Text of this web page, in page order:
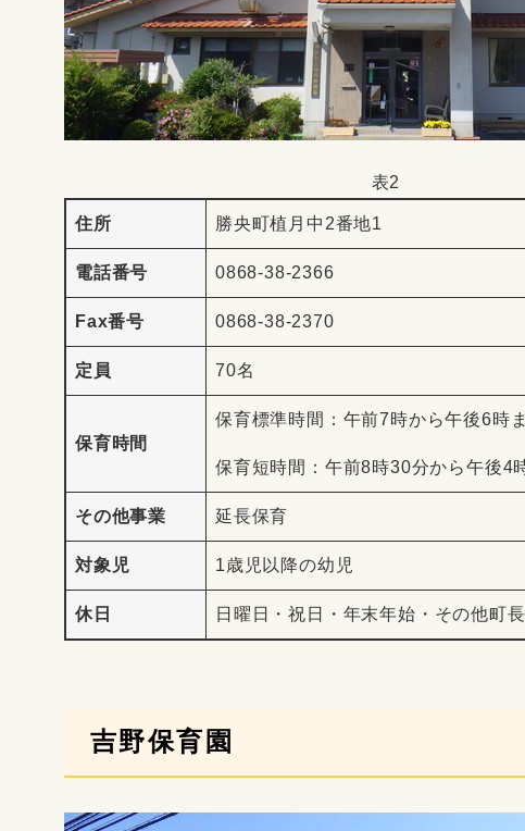
表2
住所 勝央町植月中2番地1
電話番号 0868-38-2366
Fax番号 0868-38-2370
定員 70名
保育時間
保育標準時間：午前7時から午後6時
保育短時間：午前8時30分から午後4
その他事業 延長保育
対象児 1歳児以降の幼児
休日 日曜日・祝日・年末年始・その他町
吉野保育園